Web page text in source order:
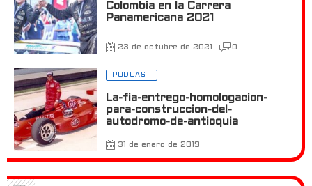
Colombia en la Carrera
Panamericana 2021
23 de octubre de 2021 0
PODCAST
La-fia-entrego-homologacion-
para-construccion-del-
autodromo-de-antioquia
31 de enero de 2019